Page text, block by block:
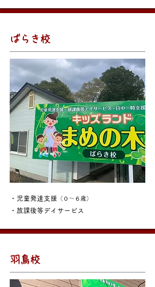
ばらき校
・児童発達支援 （０～６歳）
・放課後等デイサービス
羽鳥校